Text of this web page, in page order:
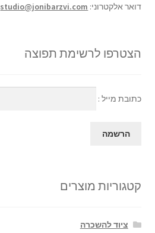
דואר אלקטרוני: studio@jonibarzvi.com
הצטרפו לרשימת תפוצה
כתובת מייל :
קטגוריות מוצרים
ציוד להשכרה